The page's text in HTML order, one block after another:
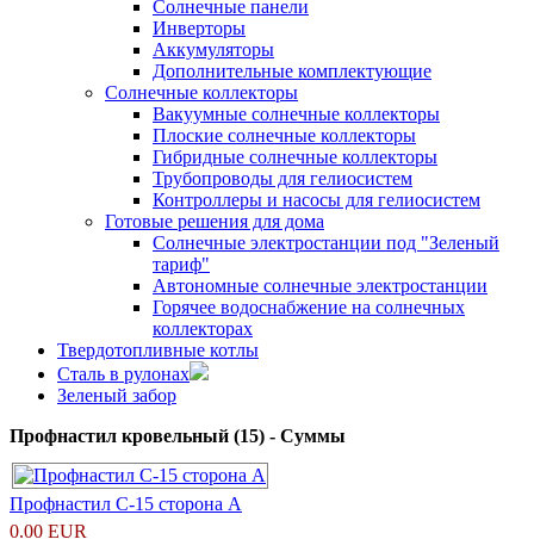
Солнечные панели
Инверторы
Аккумуляторы
Дополнительные комплектующие
Солнечные коллекторы
Вакуумные солнечные коллекторы
Плоские солнечные коллекторы
Гибридные солнечные коллекторы
Трубопроводы для гелиосистем
Контроллеры и насосы для гелиосистем
Готовые решения для дома
Солнечные электростанции под "Зеленый
тариф"
Автономные солнечные электростанции
Горячее водоснабжение на солнечных
коллекторах
Твердотопливные котлы
Сталь в рулонах
Зеленый забор
Профнастил кровельный (15) - Суммы
Профнастил С-15 сторона А
0.00 EUR